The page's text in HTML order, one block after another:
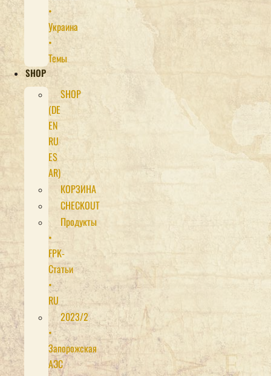
•
Украина
•
Темы
SHOP
SHOP
(DE
EN
RU
ES
AR)
КОРЗИНА
CHECKOUT
Продукты
•
FPK-
Статьи
•
RU
2023/2
•
Запорожская
АЭС